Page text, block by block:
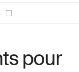
pour